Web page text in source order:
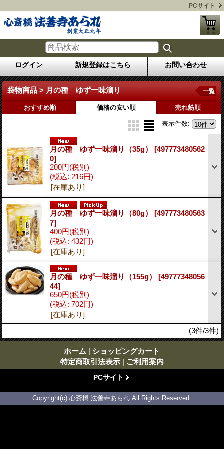
PCサイト
ログイン 新規登録はこちら お問い合わせ
袋物商品 > 月の種 ゆず一味溜り 一覧
おすすめ順 価格の安い順 売れ筋順
表示件数:
月の種 ゆず一味溜り（35g） [497773480562
0]
200円(税別)
(税込: 216円)
[在庫あり]
月の種 ゆず一味溜り（80g） [497773480563
7]
400円(税別)
(税込: 432円)
[在庫あり]
月の種 ゆず一味溜り（155g） [49777348056
44]
650円(税別)
(税込: 702円)
[在庫あり]
(3件/3件)
ホーム | ショッピングカート
特定商取引法表示 | ご利用案内
PCサイト
Copyright(c) 心斎橋 法善寺あられ All Rights Reserved.